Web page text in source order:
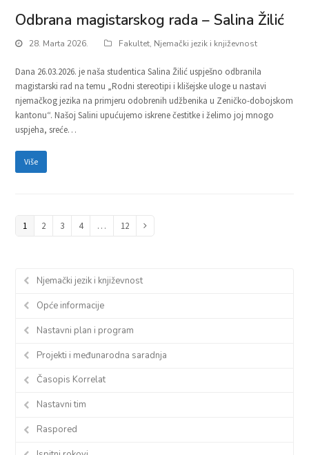
Odbrana magistarskog rada – Salina Žilić
28. Marta 2026. Fakultet, Njemački jezik i književnost
Dana 26.03.2026. je naša studentica Salina Žilić uspješno odbranila
magistarski rad na temu „Rodni stereotipi i klišejske uloge u nastavi
njemačkog jezika na primjeru odobrenih udžbenika u Zeničko-dobojskom
kantonu“. Našoj Salini upućujemo iskrene čestitke i želimo joj mnogo
uspjeha, sreće…
Više
Page
1 Page
2 Page
3 Page
4 … Page
12
Njemački jezik i književnost
Opće informacije
Nastavni plan i program
Projekti i međunarodna saradnja
Časopis Korrelat
Nastavni tim
Raspored